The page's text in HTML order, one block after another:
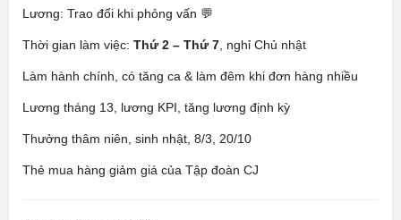
Lương: Trao đổi khi phỏng vấn 💬
Thời gian làm việc: Thứ 2 – Thứ 7 , nghỉ Chủ nhật
Làm hành chính, có tăng ca & làm đêm khi đơn hàng nhiều
Lương tháng 13, lương KPI, tăng lương định kỳ
Thưởng thâm niên, sinh nhật, 8/3, 20/10
Thẻ mua hàng giảm giá của Tập đoàn CJ